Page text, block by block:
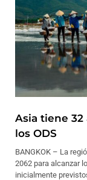
Asia tiene 32
los ODS
BANGKOK – La
2062 para alcanzar
inicialmente